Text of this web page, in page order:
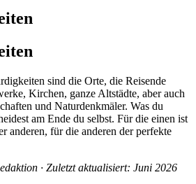
sind die Orte, die Reisende
Kirchen, ganze Altstädte, aber auch
und Naturdenkmäler. Was du
am Ende du selbst. Für die einen ist
anderen, für die anderen der perfekte
· Zuletzt aktualisiert: Juni 2026